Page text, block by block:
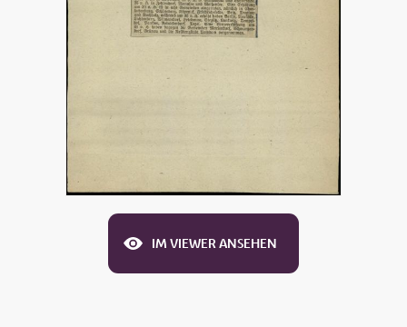
IM VIEWER ANSEHEN